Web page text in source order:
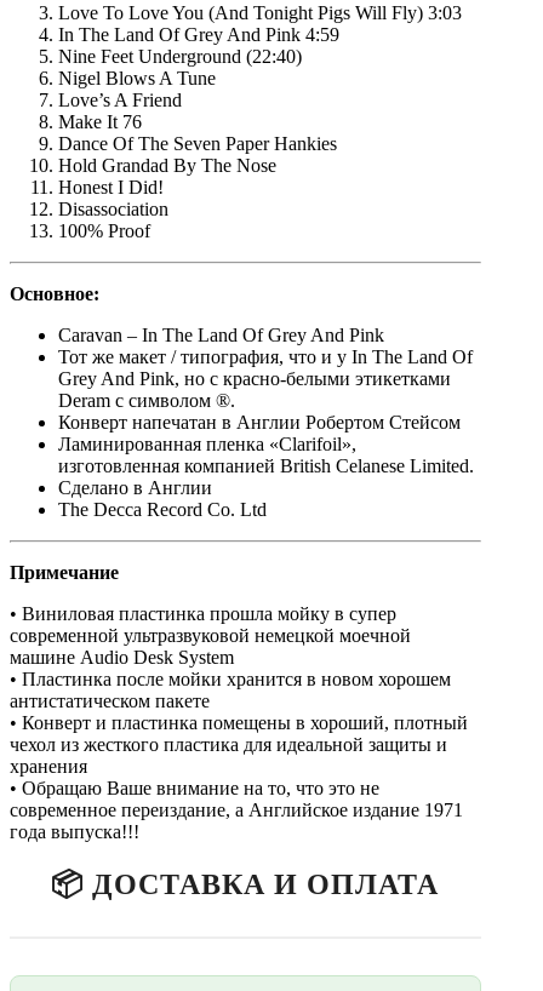
Love To Love You (And Tonight Pigs Will Fly) 3:03
In The Land Of Grey And Pink 4:59
Nine Feet Underground (22:40)
Nigel Blows A Tune
Love’s A Friend
Make It 76
Dance Of The Seven Paper Hankies
Hold Grandad By The Nose
Honest I Did!
Disassociation
100% Proof
Основное:
Caravan – In The Land Of Grey And Pink
Тот же макет / типография, что и у In The Land Of
Grey And Pink, но с красно-белыми этикетками
Deram с символом ®.
Конверт напечатан в Англии Робертом Стейсом
Ламинированная пленка «Clarifoil»,
изготовленная компанией British Celanese Limited.
Сделано в Англии
The Decca Record Co. Ltd
Примечание
• Виниловая пластинка прошла мойку в супер
современной ультразвуковой немецкой моечной
машине Audio Desk System
• Пластинка после мойки хранится в новом хорошем
антистатическом пакете
• Конверт и пластинка помещены в хороший, плотный
чехол из жесткого пластика для идеальной защиты и
хранения
• Обращаю Ваше внимание на то, что это не
современное переиздание, а Английское издание 1971
года выпуска!!!
📦 ДОСТАВКА И ОПЛАТА